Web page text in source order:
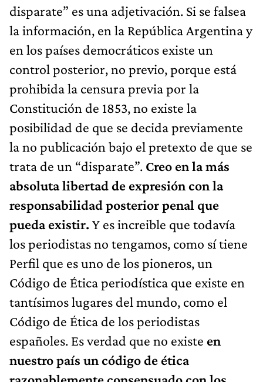
disparate” es una adjetivación. Si se falsea
la información, en la República Argentina y
en los países democráticos existe un
control posterior, no previo, porque está
prohibida la censura previa por la
Constitución de 1853, no existe la
posibilidad de que se decida previamente
la no publicación bajo el pretexto de que se
trata de un “disparate”. Creo en la más
absoluta libertad de expresión con la
responsabilidad posterior penal que
pueda existir. Y es increible que todavía
los periodistas no tengamos, como sí tiene
Perfil que es uno de los pioneros, un
Código de Ética periodística que existe en
tantísimos lugares del mundo, como el
Código de Ética de los periodistas
españoles. Es verdad que no existe en
nuestro país un código de ética